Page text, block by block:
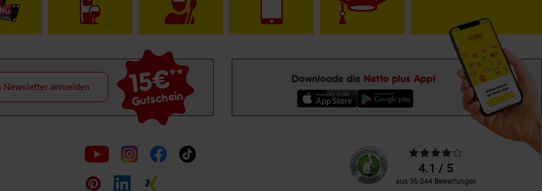
15€**
Gutschein
Newsletter anmelden
Downloade die Netto plus App!
Folge
uns
auf
Unsere
Kundenbewertungen
Durchschnittliche
Bewertungen4.1 / 5
aus 36.044 Bewertungen